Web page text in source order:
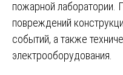
пожарной лаборатории.
повреждений
событий, а также
электрооборудования.